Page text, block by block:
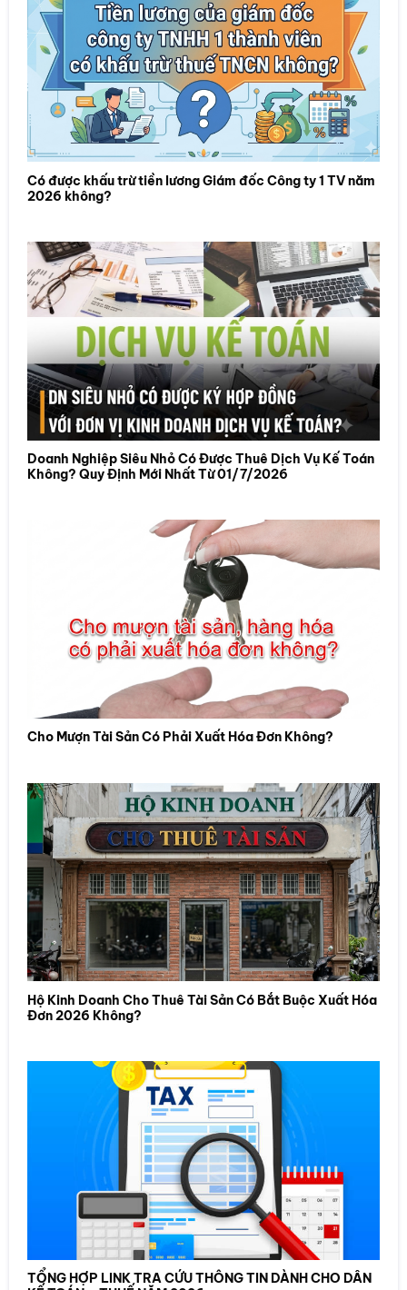
Có được khấu trừ tiền lương Giám đốc Công ty 1 TV năm
2026 không?
Doanh Nghiệp Siêu Nhỏ Có Được Thuê Dịch Vụ Kế Toán
Không? Quy Định Mới Nhất Từ 01/7/2026
Cho Mượn Tài Sản Có Phải Xuất Hóa Đơn Không?
Hộ Kinh Doanh Cho Thuê Tài Sản Có Bắt Buộc Xuất Hóa
Đơn 2026 Không?
TỔNG HỢP LINK TRA CỨU THÔNG TIN DÀNH CHO DÂN